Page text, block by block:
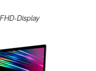
Display